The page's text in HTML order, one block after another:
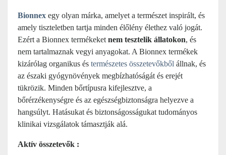
Bionnex egy olyan márka, amelyet a természet inspirált, és
amely tiszteletben tartja minden élőlény élethez való jogát.
Ezért a Bionnex termékeket nem tesztelik állatokon, és
nem tartalmaznak vegyi anyagokat. A Bionnex termékek
kizárólag organikus és természetes összetevőkből állnak, és
az északi gyógynövények megbízhatóságát és erejét
tükrözik. Minden bőrtípusra kifejlesztve, a
bőrérzékenységre és az egészségbiztonságra helyezve a
hangsúlyt. Hatásukat és biztonságosságukat tudományos
klinikai vizsgálatok támasztják alá.
Aktív összetevők :